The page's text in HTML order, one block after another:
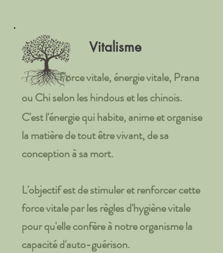
Vitalisme
Force vitale, énergie vitale, Prana
ou Chi selon leshindous et les chinois.
C'est l'énergie qui habite, anime et organise
la matière de tout être vivant, de sa
conception à sa mort.
L'objectif est de stimuler et renforcer cette
force vitale par les règles d'hygiène vitale
pour qu'elle confère à notre organisme la
capacité d'auto-guérison.